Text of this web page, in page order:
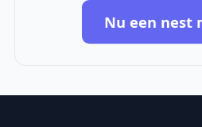
Nu een nest